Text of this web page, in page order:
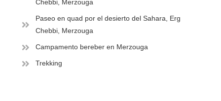
Chebbi, Merzouga
Paseo en quad por el desierto del Sahara, Erg
Chebbi, Merzouga
Campamento bereber en Merzouga
Trekking